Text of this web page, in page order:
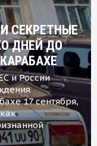
СЕКРЕТНЫЕ
ДНЕЙ ДО
и России
17 сентября,